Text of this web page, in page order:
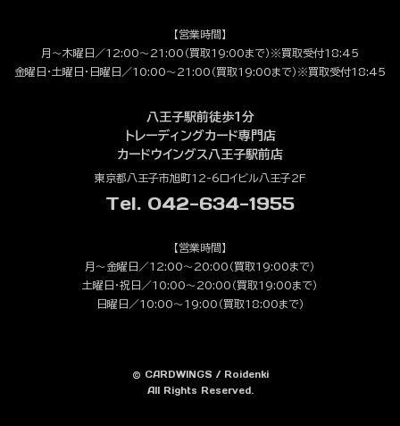
【営業時間】
月～木曜日／12:00～21:00（買取19:00まで）※買取受付18:45
金曜日・土曜日・日曜日／10:00～21:00（買取19:00まで）※買取受付18:45
八王子駅前徒歩1分
トレーディングカード専門店
カードウイングス八王子駅前店
東京都八王子市旭町12-6ロイビル八王子2F
Tel. 042-634-1955
【営業時間】
月～金曜日／12:00～20:00（買取19:00まで）
土曜日・祝日／10:00～20:00（買取19:00まで）
日曜日／10:00～19:00（買取18:00まで）
© CARDWINGS / Roidenki
All Rights Reserved.